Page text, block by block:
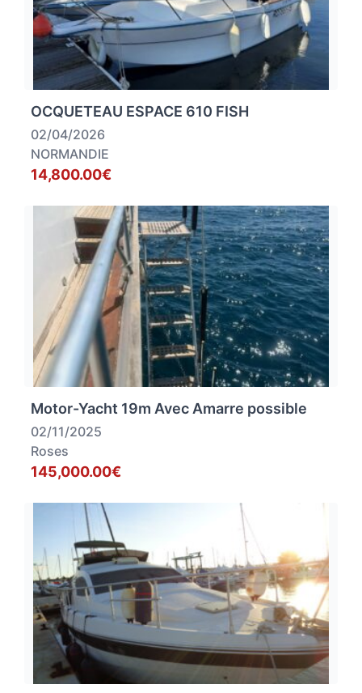
OCQUETEAU ESPACE 610 FISH
02/04/2026
NORMANDIE
14,800.00€
Motor-Yacht 19m Avec Amarre possible
02/11/2025
Roses
145,000.00€